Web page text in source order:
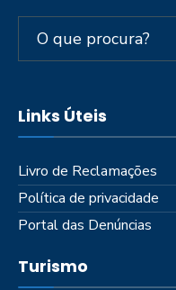
Links Úteis
Livro de Reclamações
Política de privacidade
Portal das Denúncias
Turismo